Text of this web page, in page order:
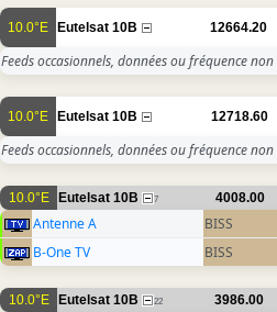
10.0°E Eutelsat 10B 12664.20
Feeds occasionnels, données ou fréquence
10.0°E Eutelsat 10B 12718.60
Feeds occasionnels, données ou fréquence
10.0°E Eutelsat 10B 7 4008.00
Antenne A BISS
B-One TV
BISS
10.0°E Eutelsat 10B 22 3986.00